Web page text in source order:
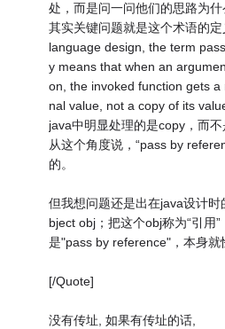
处，而是问一问他们的思路为什
其实关键问题就是这个术语的
language design, the term
y means that when an
on, the invoked function gets
nal value, not a copy of its
java中明显处理的是copy，而不
从这个角度说，“pass by
的。
但我想问题还是出在java设计
bject obj；把这个obj称为“引用
是"pass by reference"，本身就
[/Quote]
没有传址, 如果有传址的话,